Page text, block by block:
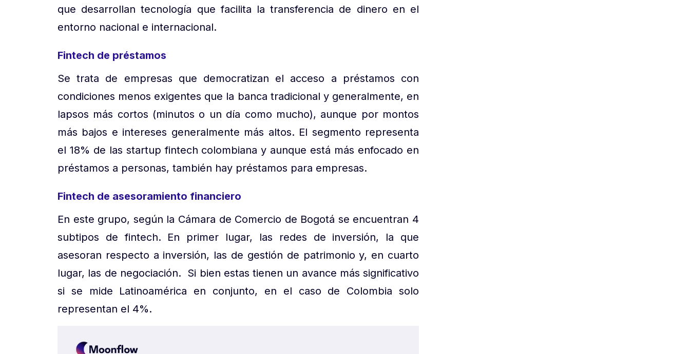
que desarrollan tecnología que facilita la transferencia de dinero en el
entorno nacional e internacional.
Fintech de préstamos
Se trata de empresas que democratizan el acceso a préstamos con
condiciones menos exigentes que la banca tradicional y generalmente, en
lapsos más cortos (minutos o un día como mucho), aunque por montos
más bajos e intereses generalmente más altos. El segmento representa
el 18% de las startup fintech colombiana y aunque está más enfocado en
préstamos a personas, también hay préstamos para empresas.
Fintech de asesoramiento financiero
En este grupo, según la Cámara de Comercio de Bogotá se encuentran 4
subtipos de fintech. En primer lugar, las redes de inversión, la que
asesoran respecto a inversión, las de gestión de patrimonio y, en cuarto
lugar, las de negociación. Si bien estas tienen un avance más significativo
si se mide Latinoamérica en conjunto, en el caso de Colombia solo
representan el 4%.